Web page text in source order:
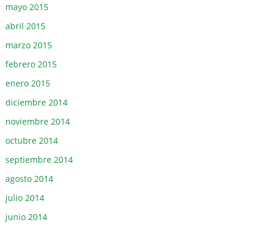
mayo 2015
abril 2015
marzo 2015
febrero 2015
enero 2015
diciembre 2014
noviembre 2014
octubre 2014
septiembre 2014
agosto 2014
julio 2014
junio 2014